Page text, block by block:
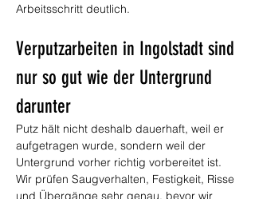
Arbeitsschritt deutlich.
Verputzarbeiten in Ingolstadt sind
nur so gut wie der Untergrund
darunter
Putz hält nicht deshalb dauerhaft, weil er
aufgetragen wurde, sondern weil der
Untergrund vorher richtig vorbereitet ist.
Wir prüfen Saugverhalten, Festigkeit, Risse
und Übergänge sehr genau, bevor wir